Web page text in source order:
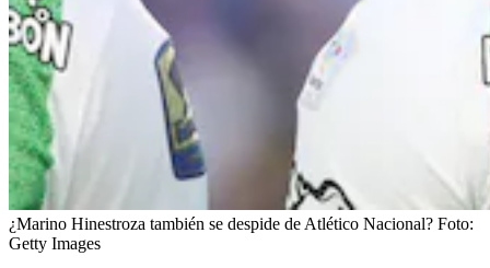
¿Marino Hinestroza también se despide de Atlético Nacional? Foto:
Getty Images